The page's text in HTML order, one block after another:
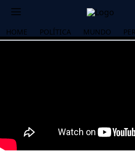
HOME POLÍTICA MUNDO